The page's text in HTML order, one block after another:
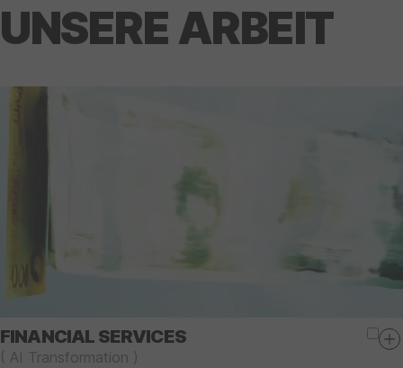
UNSERE ARBEIT
FINANCIAL SERVICES
( AI Transformation )